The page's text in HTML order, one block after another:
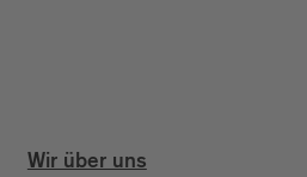
Wir über uns